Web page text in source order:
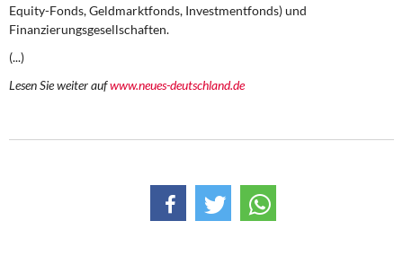
Weitere Themen
Memo-Gruppe
Equity-Fonds, Geldmarktfonds, Investmentfonds) und
Finanzierungsgesellschaften.
(...)
Lesen Sie weiter aufwww.neues-deutschland.de